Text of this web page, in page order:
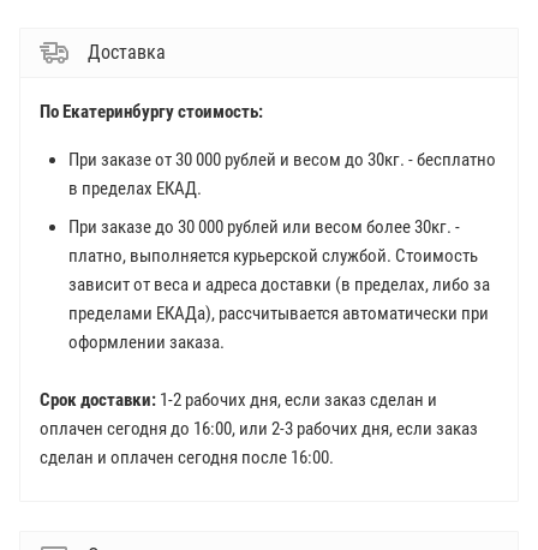
Доставка
По Екатеринбургу стоимость:
При заказе от 30 000 рублей и весом до 30кг. - бесплатно
в пределах ЕКАД.
При заказе до 30 000 рублей или весом более 30кг. -
платно, выполняется курьерской службой. Стоимость
зависит от веса и адреса доставки (в пределах, либо за
пределами ЕКАДа), рассчитывается автоматически при
оформлении заказа.
Срок доставки: 1-2 рабочих дня, если заказ сделан и
оплачен сегодня до 16:00, или 2-3 рабочих дня, если заказ
сделан и оплачен сегодня после 16:00.